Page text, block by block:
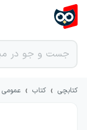
کتابچی › کتاب › عمومی